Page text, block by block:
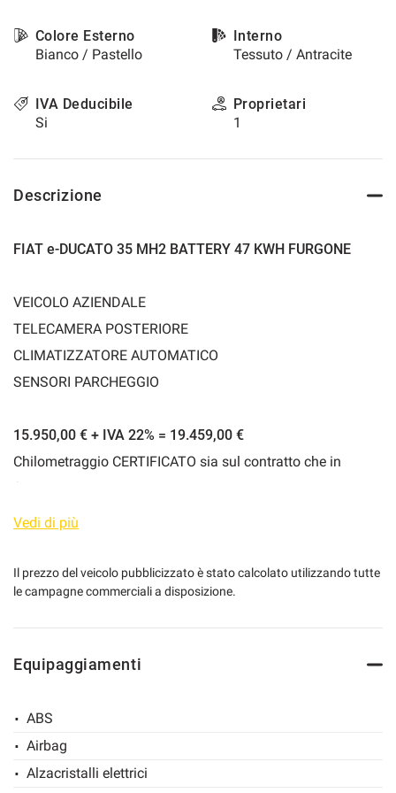
Colore Esterno
Bianco / Pastello
Interno
Tessuto / Antracite
IVA Deducibile
Si
Proprietari
1
Descrizione
FIAT e-DUCATO 35 MH2 BATTERY 47 KWH FURGONE
VEICOLO AZIENDALE
TELECAMERA POSTERIORE
CLIMATIZZATORE AUTOMATICO
SENSORI PARCHEGGIO
15.950,00 € + IVA 22% = 19.459,00 €
Chilometraggio CERTIFICATO sia sul contratto che in
caratteristiche del veicolo proposto, potrebbero verificarsi
fotografie. Vi invitiamo per questo a verificare quanto
descritto con un nostro consulente che sarà a vostra
Vedi di più
Il prezzo del veicolo pubblicizzato è stato calcolato utilizzando tutte
le campagne commerciali a disposizione.
Equipaggiamenti
ABS
Airbag
Alzacristalli elettrici
strumenti
rimanda
alla
policy.
rivedere
le
in
momento.
Cookie necessari
Cookie delle preferenze
Cookie per il miglioramento dell'esperienza utente
Leggi
cookie